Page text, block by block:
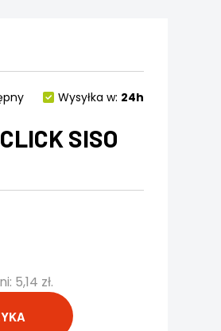
Wysyłka w: 24h
SISO
5,14 zł.